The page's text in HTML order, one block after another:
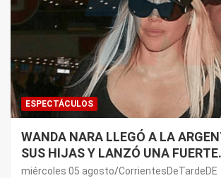
ESPECTÁCULOS
WANDA NARA LLEGÓ A LA
SUS HIJAS Y LANZÓ UNA FUERTE
PREMONICIÓN SOBRE MAURO
miércoles 05 agosto CorrientesDeTardeDE